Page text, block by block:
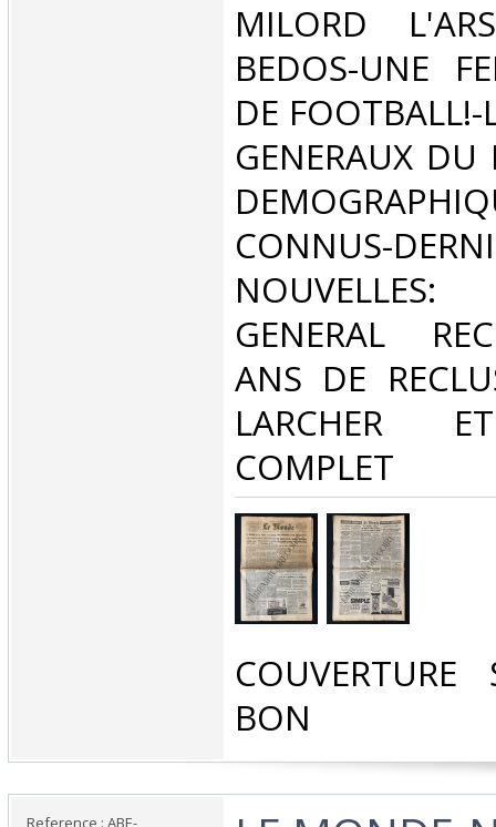
MILORD
BEDOS-UNE
DE FOOTBALL!-
GENERAUX DU
CONNUS-
GENERAL
ANS DE
LARCHER
COMPLET‎
BON‎
Reference : ABE-